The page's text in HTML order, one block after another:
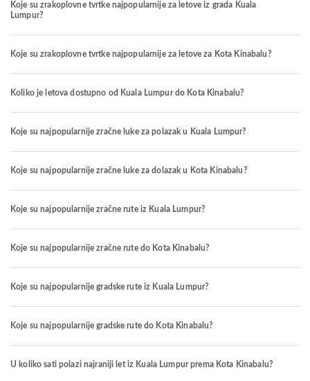
Koje su zrakoplovne tvrtke najpopularnije za letove iz grada Kuala
Lumpur?
Koje su zrakoplovne tvrtke najpopularnije za letove za Kota Kinabalu?
Koliko je letova dostupno od Kuala Lumpur do Kota Kinabalu?
Koje su najpopularnije zračne luke za polazak u Kuala Lumpur?
Koje su najpopularnije zračne luke za dolazak u Kota Kinabalu?
Koje su najpopularnije zračne rute iz Kuala Lumpur?
Koje su najpopularnije zračne rute do Kota Kinabalu?
Koje su najpopularnije gradske rute iz Kuala Lumpur?
Koje su najpopularnije gradske rute do Kota Kinabalu?
U koliko sati polazi najraniji let iz Kuala Lumpur prema Kota Kinabalu?